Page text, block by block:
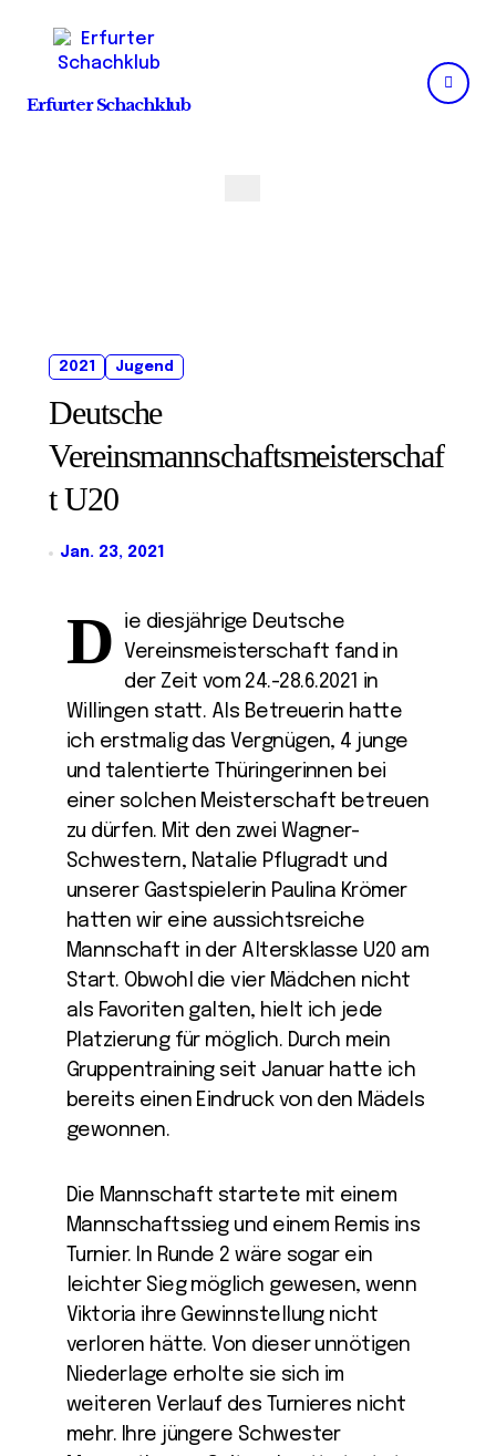
content
Erfurter Schachklub
2021 Jugend
Deutsche
Vereinsmannschaftsmeisterschaf
t U20
Jan. 23, 2021
D
ie diesjährige Deutsche
Vereinsmeisterschaft fand in
der Zeit vom 24.-28.6.2021 in
Willingen statt. Als Betreuerin hatte
ich erstmalig das Vergnügen, 4 junge
und talentierte Thüringerinnen bei
einer solchen Meisterschaft betreuen
zu dürfen. Mit den zwei Wagner-
Schwestern, Natalie Pflugradt und
unserer Gastspielerin Paulina Krömer
hatten wir eine aussichtsreiche
Mannschaft in der Altersklasse U20 am
Start. Obwohl die vier Mädchen nicht
als Favoriten galten, hielt ich jede
Platzierung für möglich. Durch mein
Gruppentraining seit Januar hatte ich
bereits einen Eindruck von den Mädels
gewonnen.
Die Mannschaft startete mit einem
Mannschaftssieg und einem Remis ins
Turnier. In Runde 2 wäre sogar ein
leichter Sieg möglich gewesen, wenn
Viktoria ihre Gewinnstellung nicht
verloren hätte. Von dieser unnötigen
Niederlage erholte sie sich im
weiteren Verlauf des Turnieres nicht
mehr. Ihre jüngere Schwester